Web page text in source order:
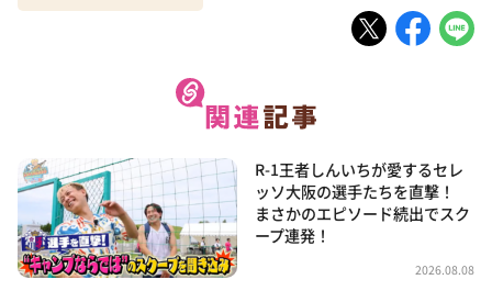
R-1王者しんいちが愛するセレ
ッソ大阪の選手たちを直撃！
まさかのエピソード続出でスク
ープ連発！
2026.08.08